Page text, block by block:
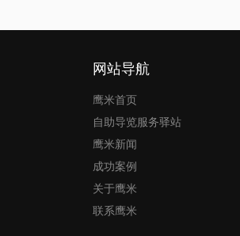
网站导航
鹰米首页
自助导览服务驿站
鹰米新闻
成功案例
关于鹰米
联系鹰米